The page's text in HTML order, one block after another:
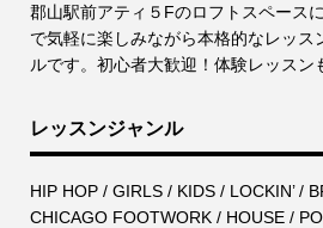
郡⼭駅前アティ５Fのロフトスペース
で気軽に楽しみながら本格的なレッス
ルです。初心者大歓迎！体験レッスン
レッスンジャンル
HIP HOP / GIRLS / KIDS / LOCKIN’ /
CHICAGO FOOTWORK / HOUSE /